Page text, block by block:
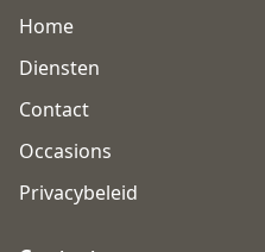
Home
Diensten
Contact
Occasions
Privacybeleid